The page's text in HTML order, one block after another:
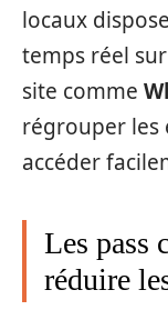
locaux
temps réel
site comme
régrouper les
accéder
Les pass
réduire